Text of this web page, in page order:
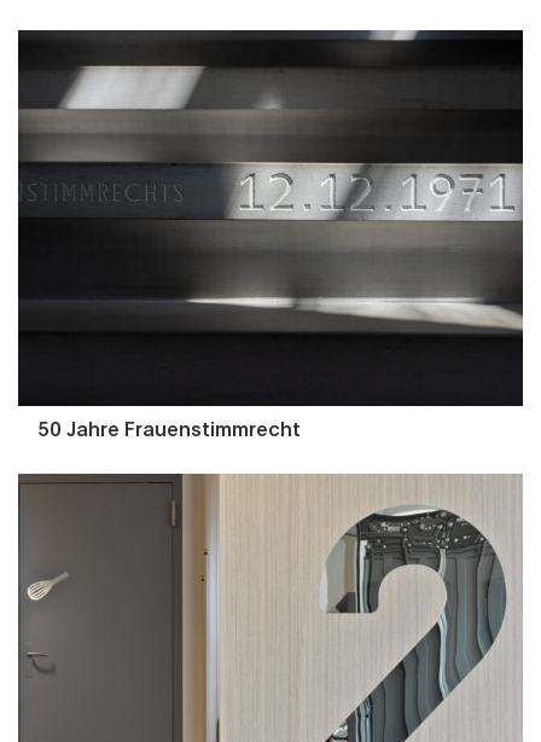
50 Jahre Frauenstimmrecht